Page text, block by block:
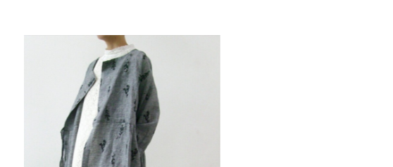
インフォメーション
出店のお問い合せ 会社概要